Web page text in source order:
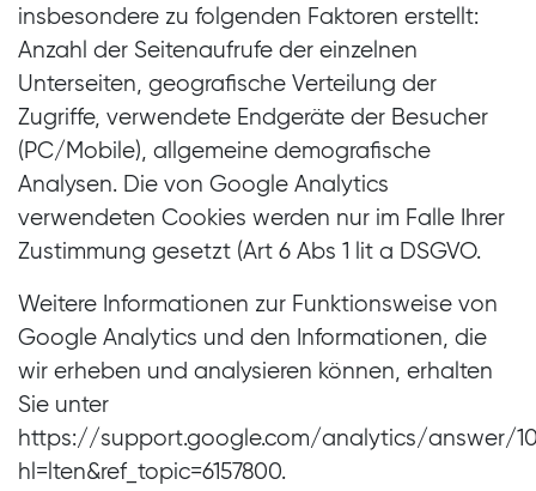
insbesondere zu folgenden Faktoren erstellt:
Anzahl der Seitenaufrufe der einzelnen
Unterseiten, geografische Verteilung der
Zugriffe, verwendete Endgeräte der Besucher
(PC/Mobile), allgemeine demografische
Analysen. Die von Google Analytics
verwendeten Cookies werden nur im Falle Ihrer
Zustimmung gesetzt (Art 6 Abs 1 lit a DSGVO.
Weitere Informationen zur Funktionsweise von
Google Analytics und den Informationen, die
wir erheben und analysieren können, erhalten
Sie unter
https://support.google.com/analytics/answer/
hl=lten&ref_topic=6157800.